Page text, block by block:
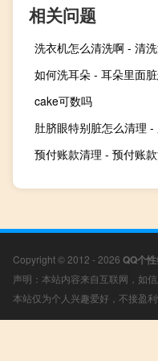
相关问题
洗衣机怎么清洗啊 - 清
如何洗耳朵 - 耳朵里面
cake可数吗
肚脐眼特别脏怎么清理
预付账款清理 - 预付账
Copyright © 2012 - 2026 QQ个
声明：本站内容来自互联网，如
本站仅为个人兴趣爱好，不接盈